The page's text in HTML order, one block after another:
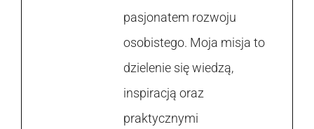
pasjonatem rozwoju
osobistego. Moja misja to
dzielenie się wiedzą,
inspiracją oraz
praktycznymi